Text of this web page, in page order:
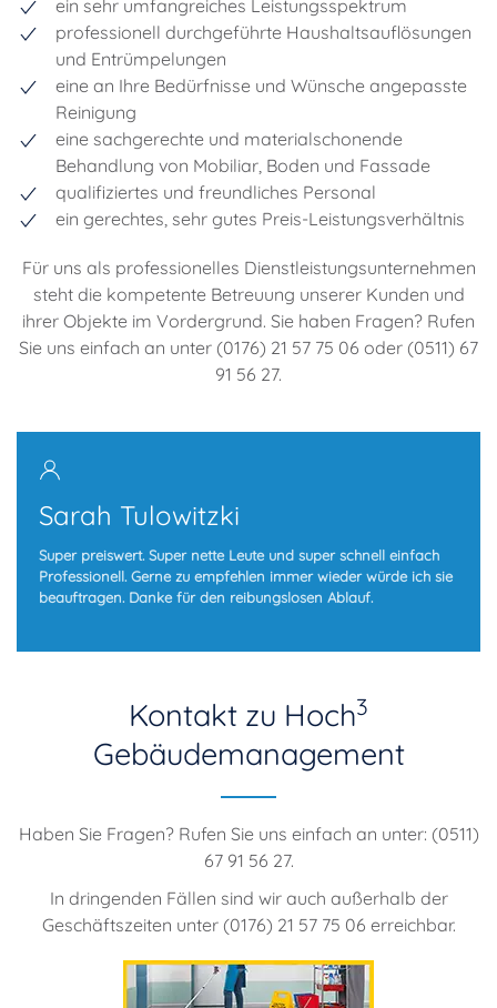
ein sehr umfangreiches Leistungsspektrum
professionell durchgeführte Haushaltsauflösungen
und Entrümpelungen
eine an Ihre Bedürfnisse und Wünsche angepasste
Reinigung
eine sachgerechte und materialschonende
Behandlung von Mobiliar, Boden und Fassade
qualifiziertes und freundliches Personal
ein gerechtes, sehr gutes Preis-Leistungsverhältnis
Für uns als professionelles Dienstleistungsunternehmen
steht die kompetente Betreuung unserer Kunden und
ihrer Objekte im Vordergrund. Sie haben Fragen? Rufen
Sie uns einfach an unter (0176) 21 57 75 06 oder (0511) 67
91 56 27.
Sarah Tulowitzki
Super preiswert. Super nette Leute und super schnell einfach
Professionell. Gerne zu empfehlen immer wieder würde ich sie
beauftragen. Danke für den reibungslosen Ablauf.
Kontakt zu Hoch3
Gebäudemanagement
Haben Sie Fragen? Rufen Sie uns einfach an unter: (0511)
67 91 56 27.
In dringenden Fällen sind wir auch außerhalb der
Geschäftszeiten unter (0176) 21 57 75 06 erreichbar.